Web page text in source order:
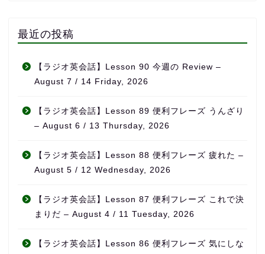
最近の投稿
【ラジオ英会話】Lesson 90 今週の Review –
August 7 / 14 Friday, 2026
【ラジオ英会話】Lesson 89 便利フレーズ うんざり
– August 6 / 13 Thursday, 2026
【ラジオ英会話】Lesson 88 便利フレーズ 疲れた –
August 5 / 12 Wednesday, 2026
【ラジオ英会話】Lesson 87 便利フレーズ これで決
まりだ – August 4 / 11 Tuesday, 2026
【ラジオ英会話】Lesson 86 便利フレーズ 気にしな